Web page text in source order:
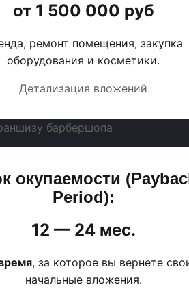
от 1 500 000 руб
ремонт помещения, закупка
оборудования и косметики.
Детализация вложений
окупаемости
Period):
12 — 24 мес.
, за которое вы вернете
начальные вложения.